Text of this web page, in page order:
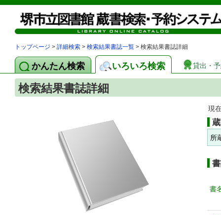
トップページ > 詳細検索 > 検索結果書誌一覧 > 検索結果書誌詳細
かんたん検索 いろいろ検索 貸出・
検索結果書誌詳細
現
所
書